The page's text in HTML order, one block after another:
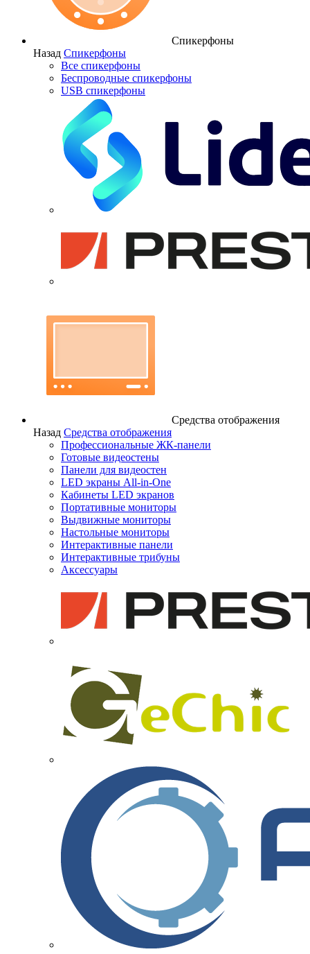
Спикерфоны
Назад Спикерфоны
Все спикерфоны
Беспроводные спикерфоны
USB спикерфоны
Средства отображения
Назад Средства отображения
Профессиональные ЖК-панели
Готовые видеостены
Панели для видеостен
LED экраны All-in-One
Кабинеты LED экранов
Портативные мониторы
Выдвижные мониторы
Настольные мониторы
Интерактивные панели
Интерактивные трибуны
Аксессуары